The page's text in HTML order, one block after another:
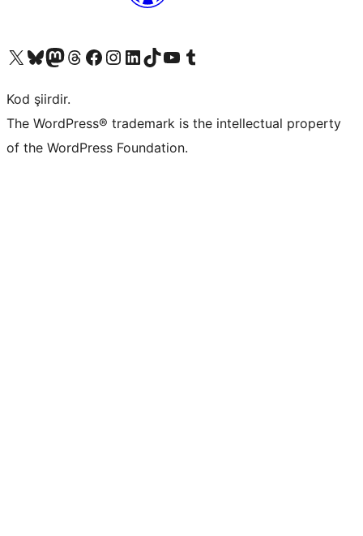
X (eski Twitter) hesabımıza bakın
Bluesky hesabımızı ziyaret edinMastodon hesabımızı ziyaret edinThreads hesabımızı ziyaret edinFacebook sayfamızı ziyaret edinInstagram hesabımızı ziyaret edinLinkedIn hesabımızı ziyaret edinTikTok hesabımızı ziyaret edinYouTube kanalımızı ziyaret edinTumblr hesabımızı ziyaret edin
Kod şiirdir.
The WordPress® trademark is the intellectual property
of the WordPress Foundation.